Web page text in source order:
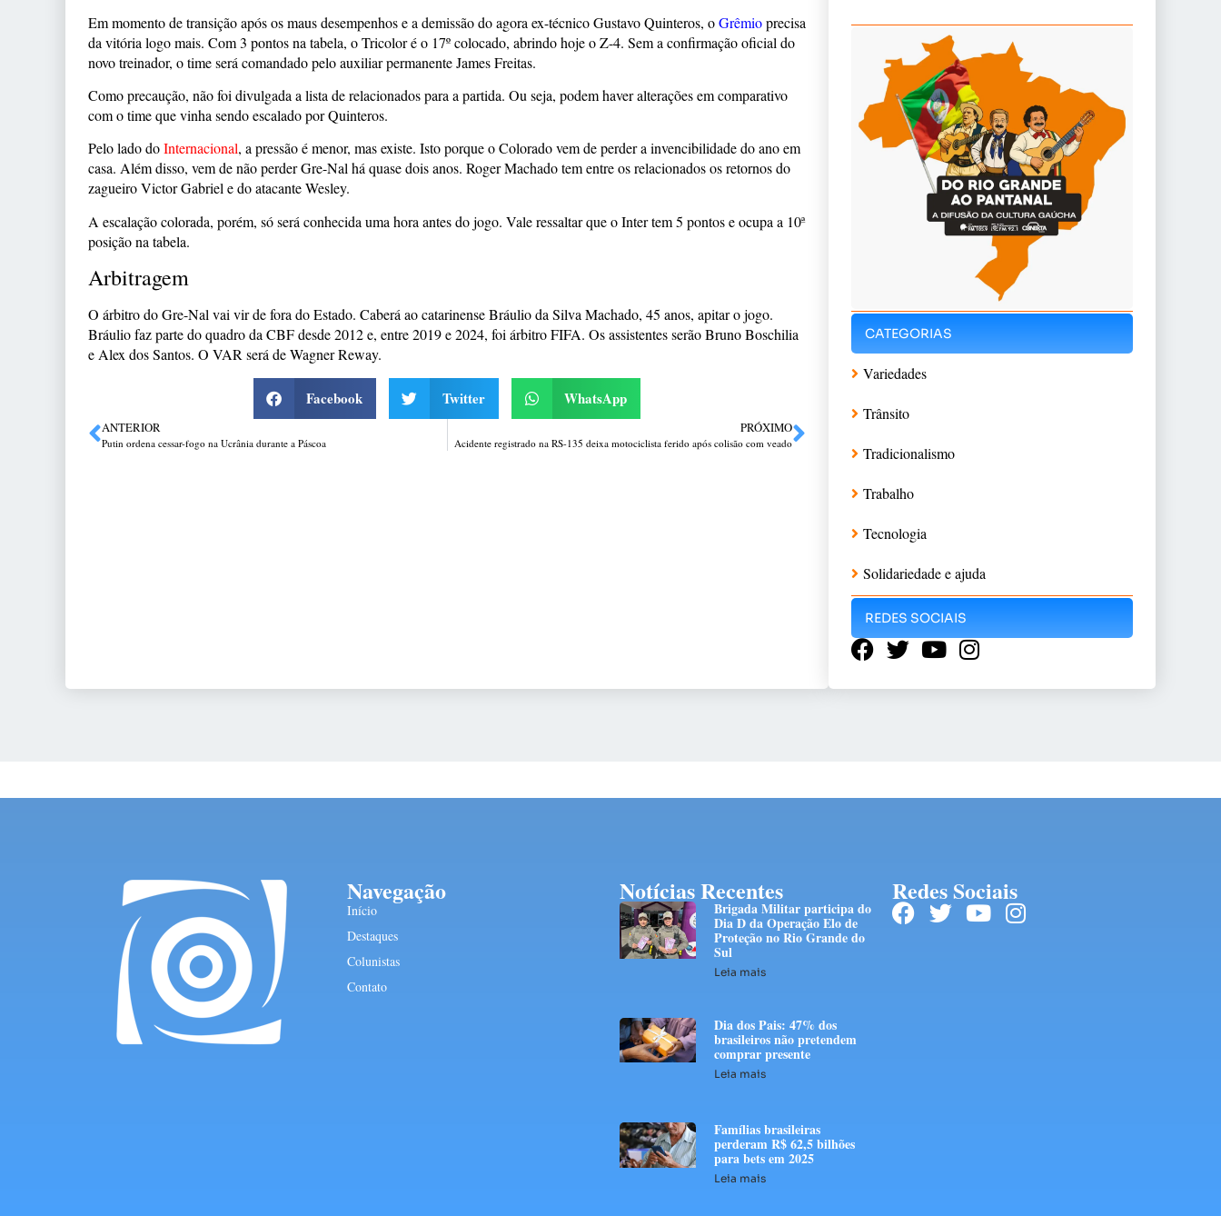
Em momento de transição após os maus desempenhos e a demissão do agora ex-técnico Gustavo Quinteros, oGrêmioprecisa
da vitória logo mais. Com 3 pontos na tabela, o Tricolor é o 17º colocado, abrindo hoje o Z-4. Sem a confirmação oficial do
novo treinador, o time será comandado pelo auxiliar permanente James Freitas.
Como precaução, não foi divulgada a lista de relacionados para a partida. Ou seja, podem haver alterações em comparativo
com o time que vinha sendo escalado por Quinteros.
Pelo lado doInternacional, a pressão é menor, mas existe. Isto porque o Colorado vem de perder a invencibilidade do ano em
casa. Além disso, vem de não perder Gre-Nal há quase dois anos. Roger Machado tem entre os relacionados os retornos do
zagueiro Victor Gabriel e do atacante Wesley.
A escalação colorada, porém, só será conhecida uma hora antes do jogo. Vale ressaltar que o Inter tem 5 pontos e ocupa a 10ª
posição na tabela.
Arbitragem
O árbitro do Gre-Nal vai vir de fora do Estado. Caberá ao catarinense Bráulio da Silva Machado, 45 anos, apitar o jogo.
Bráulio faz parte do quadro da CBF desde 2012 e, entre 2019 e 2024, foi árbitro FIFA. Os assistentes serão Bruno Boschilia
e Alex dos Santos. O VAR será de Wagner Reway.
Facebook Twitter WhatsApp
ANTERIOR
Putin ordena cessar-fogo na Ucrânia durante a Páscoa
PRÓXIMO
Acidente registrado na RS-135 deixa motociclista ferido após colisão com veado
CATEGORIAS
Variedades
Trânsito
Tradicionalismo
Trabalho
Tecnologia
Solidariedade e ajuda
REDES SOCIAIS
Navegação
Início
Destaques
Colunistas
Contato
Notícias Recentes
Brigada Militar participa do
Dia D da Operação Elo de
Proteção no Rio Grande do
Sul
Leia mais
Dia dos Pais: 47% dos
brasileiros não pretendem
comprar presente
Leia mais
Famílias brasileiras
perderam R$ 62,5 bilhões
para bets em 2025
Leia mais
Redes Sociais